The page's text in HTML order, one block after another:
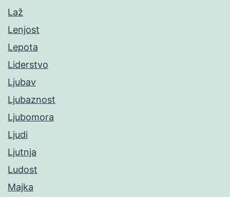
Laž
Lenjost
Lepota
Liderstvo
Ljubav
Ljubaznost
Ljubomora
Ljudi
Ljutnja
Ludost
Majka